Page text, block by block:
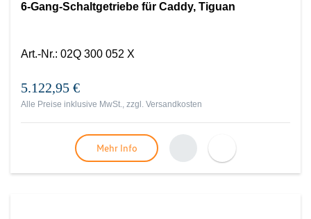
6-Gang-Schaltgetriebe für Caddy, Tiguan
Art.-Nr.: 02Q 300 052 X
5.122,95 €
Alle Preise inklusive MwSt., zzgl. Versandkosten
Mehr Info